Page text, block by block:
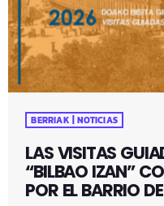
BERRIAK | NOTICIAS
LAS VISITAS
“BILBAO IZAN”
POR EL BARRIO